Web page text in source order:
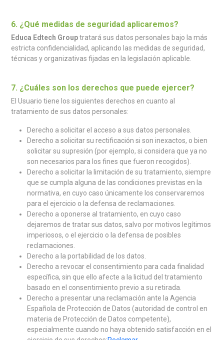
6. ¿Qué medidas de seguridad aplicaremos?
Educa Edtech Grouptratará sus datos personales bajo la más
estricta confidencialidad, aplicando las medidas de seguridad,
técnicas y organizativas fijadas en la legislación aplicable.
7. ¿Cuáles son los derechos que puede ejercer?
El Usuario tiene los siguientes derechos en cuanto al
tratamiento de sus datos personales:
Derecho a solicitar el acceso a sus datos personales.
Derecho a solicitar su rectificación si son inexactos, o bien
solicitar su supresión (por ejemplo, si considera que ya no
son necesarios para los fines que fueron recogidos).
Derecho a solicitar la limitación de su tratamiento, siempre
que se cumpla alguna de las condiciones previstas en la
normativa, en cuyo caso únicamente los conservaremos
para el ejercicio o la defensa de reclamaciones.
Derecho a oponerse al tratamiento, en cuyo caso
dejaremos de tratar sus datos, salvo por motivos legítimos
imperiosos, o el ejercicio o la defensa de posibles
reclamaciones.
Derecho a la portabilidad de los datos.
Derecho a revocar el consentimiento para cada finalidad
específica, sin que ello afecte a la licitud del tratamiento
basado en el consentimiento previo a su retirada.
Derecho a presentar una reclamación ante la Agencia
Española de Protección de Datos (autoridad de control en
materia de Protección de Datos competente),
especialmente cuando no haya obtenido satisfacción en el